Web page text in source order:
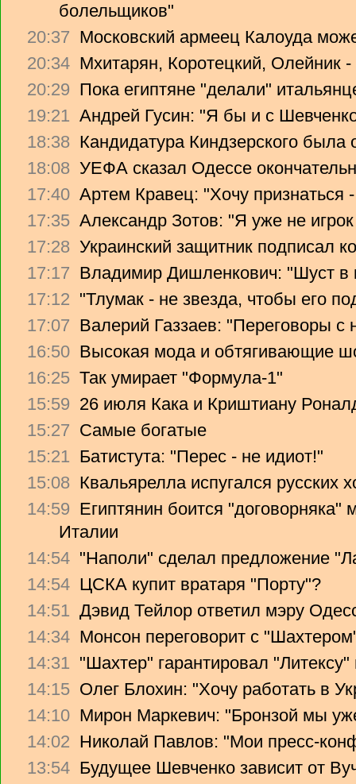
болельщиков"
20:37 Московский армеец Калоуда
20:34 Мхитарян, Коротецкий, Олейник -
20:29 Пока египтяне "делали"
19:21 Андрей Гусин: "Я бы и с
18:38 Кандидатура Киндзерского была
18:08 УЕФА сказал Одессе
17:40 Артем Кравец: "Хочу признаться
17:35 Александр Зотов: "Я уже не
17:28 Украинский защитник подписал
17:17 Владимир Дишленкович: "Шуст в
17:12 "Тлумак - не звезда, чтобы его
17:07 Валерий Газзаев: "Переговоры с
16:50 Высокая мода и обтягивающие
16:25 Так умирает "Формула-1"
15:59 26 июля Кака и Криштиану
15:27 Самые богатые
15:21 Батистута: "Перес - не идиот!"
15:08 Квальярелла испугался русских
14:59 Египтянин боится
Италии
14:54 "Наполи" сделал предложение
14:54 ЦСКА купит вратаря "Порту"?
14:51 Дэвид Тейлор ответил мэру
14:34 Монсон переговорит с
14:31 "Шахтер" гарантировал
14:15 Олег Блохин: "Хочу работать в
14:10 Мирон Маркевич: "Бронзой мы
14:02 Николай Павлов: "Мои пресс-
13:54 Будущее Шевченко зависит от